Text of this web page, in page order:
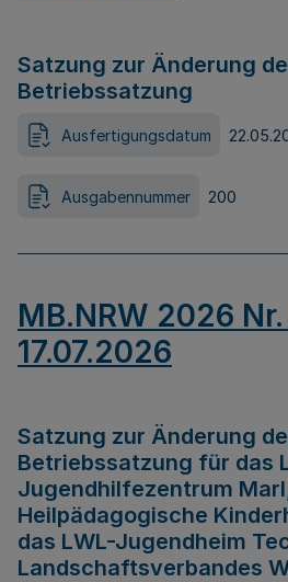
Satzung zur Änderung
Betriebssatzung
Ausfertigungsdatum
Ausgabennummer 200
MB.NRW 2026
17.07.2026
Satzung zur Änderung
Betriebssatzung für das
Jugendhilfezentrum
Heilpädagogische
das LWL-Jugendheim
Landschaftsverbandes